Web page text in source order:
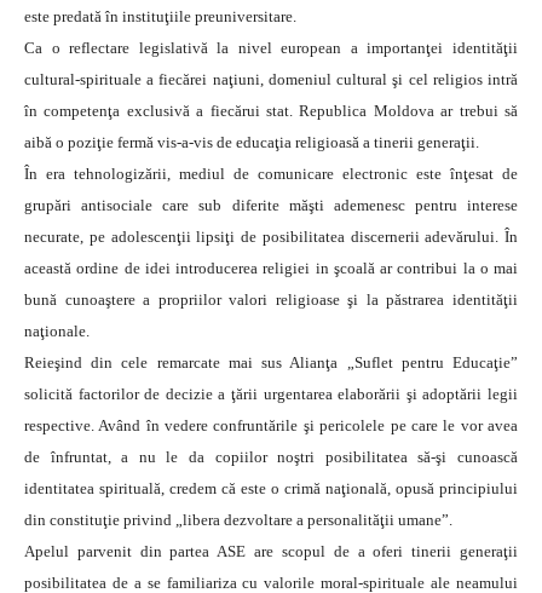
este predată în instituţiile preuniversitare.
Ca o reflectare legislativă la nivel european a importanţei identităţii
cultural-spirituale a fiecărei naţiuni, domeniul cultural şi cel religios intră
în competenţa exclusivă a fiecărui stat. Republica Moldova ar trebui să
aibă o poziţie fermă vis-a-vis de educaţia religioasă a tinerii generaţii.
În era tehnologizării, mediul de comunicare electronic este înţesat de
grupări antisociale care sub diferite măşti ademenesc pentru interese
necurate, pe adolescenţii lipsiţi de posibilitatea discernerii adevărului. În
această ordine de idei introducerea religiei in şcoală ar contribui la o mai
bună cunoaştere a propriilor valori religioase şi la păstrarea identităţii
naţionale.
Reieşind din cele remarcate mai sus Alianţa „Suflet pentru Educaţie”
solicită factorilor de decizie a ţării urgentarea elaborării şi adoptării legii
respective. Având în vedere confruntările şi pericolele pe care le vor avea
de înfruntat, a nu le da copiilor noştri posibilitatea să-şi cunoască
identitatea spirituală, credem că este o crimă naţională, opusă principiului
din constituţie privind „libera dezvoltare a personalităţii umane”.
Apelul parvenit din partea ASE are scopul de a oferi tinerii generaţii
posibilitatea de a se familiariza cu valorile moral-spirituale ale neamului